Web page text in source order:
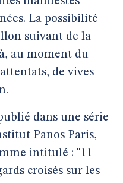
La possibilité
suivant de la
au moment du
de vives
dans une série
Panos Paris,
intitulé : "11
croisés sur les